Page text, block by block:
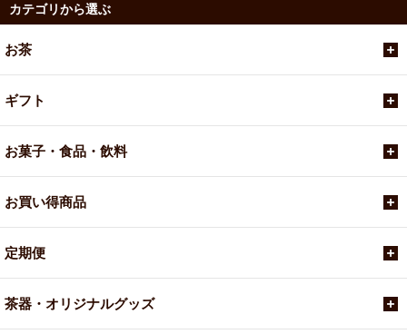
カテゴリから選ぶ
お茶
ギフト
お菓子・食品・飲料
お買い得商品
定期便
茶器・オリジナルグッズ